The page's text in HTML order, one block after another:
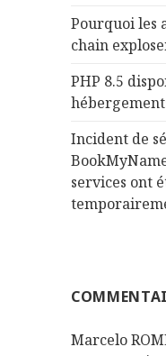
Pourquoi les
chain
PHP 8.5
Incident de
services ont
Marcelo